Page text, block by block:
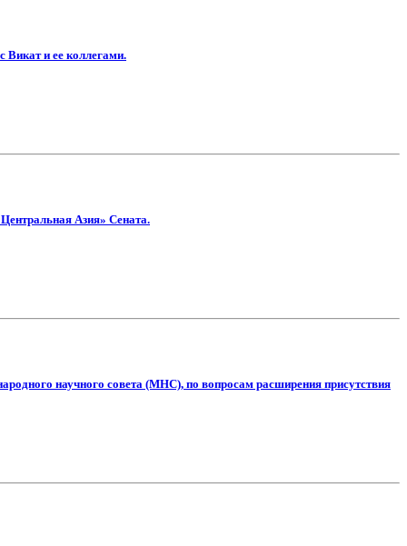
Викат и ее коллегами.
Азия» Сената.
научного совета (МНС), по вопросам расширения присутствия